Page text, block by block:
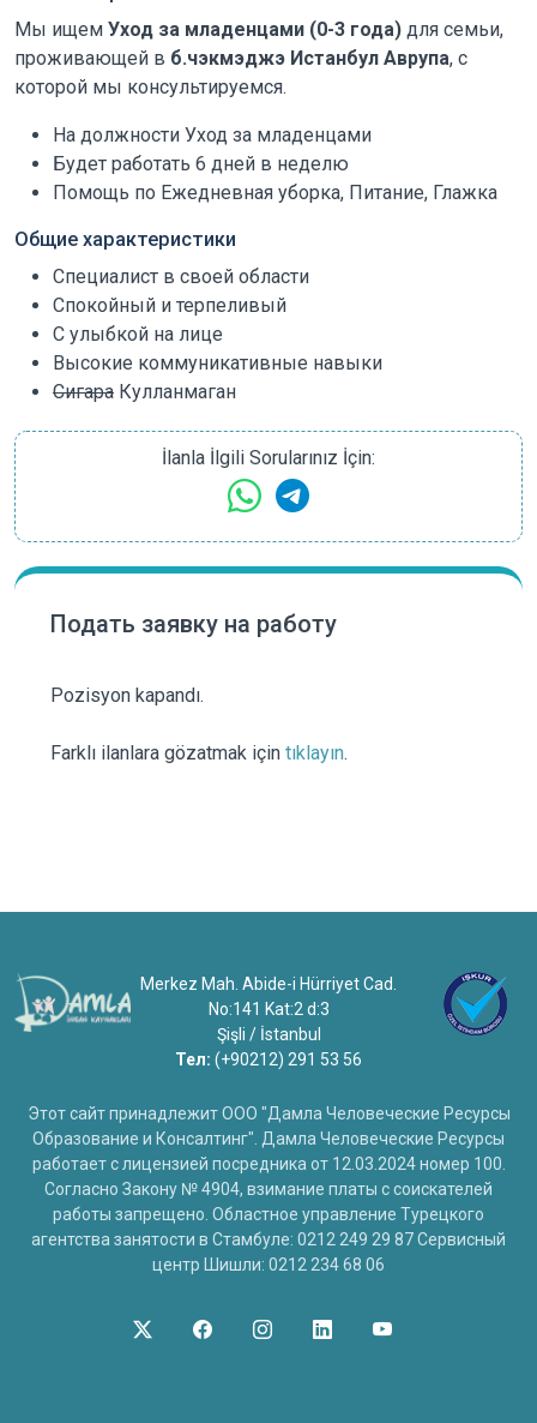
Мы ищем Уход за младенцами (0-3 года) для семьи,
проживающей в б.чэкмэджэ Истанбул Аврупа, с
которой мы консультируемся.
На должности Уход за младенцами
Будет работать 6 дней в неделю
Помощь по Ежедневная уборка, Питание, Глажка
Общие характеристики
Специалист в своей области
Спокойный и терпеливый
С улыбкой на лице
Высокие коммуникативные навыки
Сигара Кулланмаган
İlanla İlgili Sorularınız İçin:
Подать заявку на работу
Pozisyon kapandı.
Farklı ilanlara gözatmak için tıklayın.
Merkez Mah. Abide-i Hürriyet Cad.
No:141 Kat:2 d:3
Şişli / İstanbul
Тел: (+90212) 291 53 56
Этот сайт принадлежит ООО "Дамла Человеческие Ресурсы
Образование и Консалтинг". Дамла Человеческие Ресурсы
работает с лицензией посредника от 12.03.2024 номер 100.
Согласно Закону № 4904, взимание платы с соискателей
работы запрещено. Областное управление Турецкого
агентства занятости в Стамбуле: 0212 249 29 87 Сервисный
центр Шишли: 0212 234 68 06